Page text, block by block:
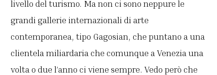
livello del turismo. Ma non ci sono neppure le
grandi gallerie internazionali di arte
contemporanea, tipo Gagosian, che puntano a una
clientela miliardaria che comunque a Venezia una
volta o due l’anno ci viene sempre. Vedo però che